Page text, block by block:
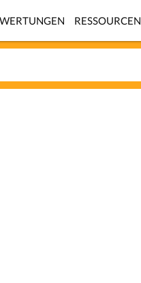
RESSOURCEN